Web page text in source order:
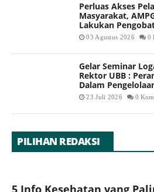
Perluas Akses
Masyarakat,
Lakukan
03 Agustus 2026 0
Gelar Seminar
Rektor UBB :
Dalam
23 Juli 2026 0
PILIHAN REDAKSI
5 Info Kesehatan yang